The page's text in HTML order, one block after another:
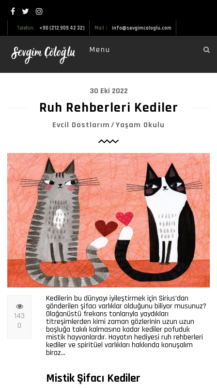
Telefon: +90 (212 909 42 32) Mail : info@sevgimcologlu.com
Menu
30 Eki 2022
Ruh Rehberleri Kediler
Evcil Dostlarım Yaşam Okulu
Kedilerin bu dünyayı iyileştirmek için Sirius’dan
gönderilen şifacı varlıklar olduğunu biliyor musunuz?
Olağanüstü frekans tonlarıyla yaydıkları
titreşimlerden kimi zaman gözlerinin uzun uzun
boşluğa takılı kalmasına kadar kediler pofuduk
mistik hayvanlardır. Hayatın hediyesi ruh rehberleri
kediler ve spiritüel varlıkları hakkında konuşalım
biraz…
Mistik Şifacı Kediler
143
0